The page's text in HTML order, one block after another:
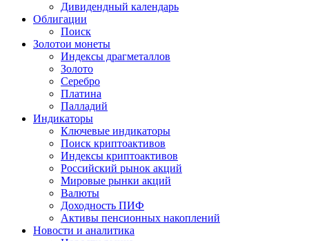
Дивидендный календарь
Облигации
Поиск
Золотои монеты
Индексы драгметаллов
Золото
Серебро
Платина
Палладий
Индикаторы
Ключевые индикаторы
Поиск криптоактивов
Индексы криптоактивов
Российский рынок акций
Мировые рынки акций
Валюты
Доходность ПИФ
Активы пенсионных накоплений
Новости и аналитика